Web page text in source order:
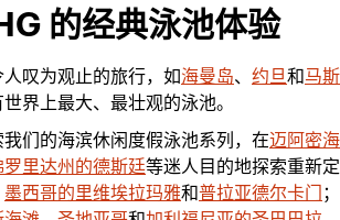
的经典泳池体验
叹为观止的旅行，如海曼岛、 约旦和马斯
界上最大、最壮观的泳池。
们的海滨休闲度假泳池系列，在迈阿密海
罗里达州的德斯廷等迷人目的地探索重新定
墨西哥的里维埃拉玛雅和普拉亚德尔卡门 ；